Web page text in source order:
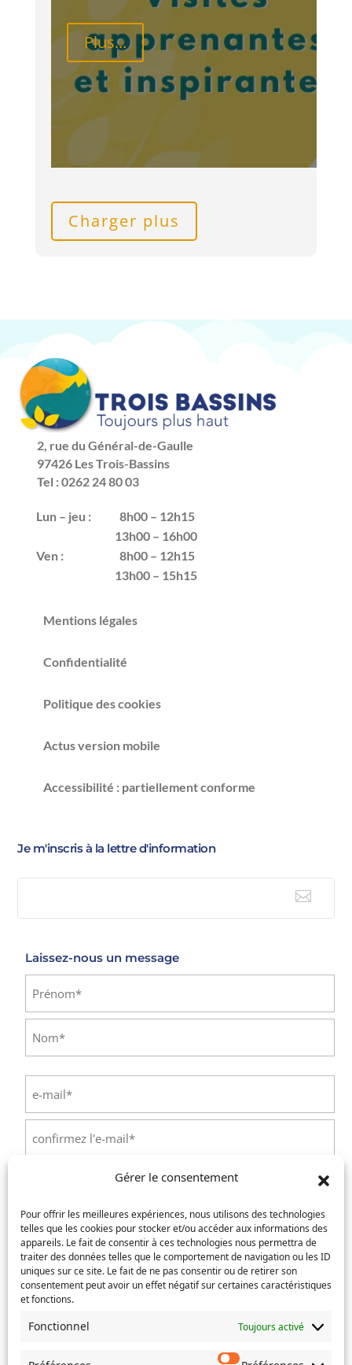
Gérer le consentement
Pour offrir les meilleures expériences, nous utilisons des technologies
telles que les cookies pour stocker et/ou accéder aux informations des
appareils. Le fait de consentir à ces technologies nous permettra de
traiter des données telles que le comportement de navigation ou les ID
uniques sur ce site. Le fait de ne pas consentir ou de retirer son
consentement peut avoir un effet négatif sur certaines caractéristiques
et fonctions.
Fonctionnel Toujours activé
Plus...
Charger plus
2, rue du Général-de-Gaulle
97426 Les Trois-Bassins
Tel : 0262 24 80 03
Lun – jeu :
8h00 – 12h15
13h00 – 16h00
Ven :
8h00 – 12h15
13h00 – 15h15
Mentions légales
Confidentialité
Politique des cookies
Actus version mobile
Accessibilité : partiellement conforme
Je m'inscris à la lettre d'information

Laissez-nous un message
Prénom
mail(Nécessaire)
Saisissez
un
e-
(Nécessaire)
Service concerné(Nécessaire)
Si votre demande concerne des actes de naissance et/ou
de mariage, choisissez l'Etat-Civil comme service